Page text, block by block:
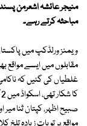
منیجر عائشہ اشعرمن
مباحثہ کرتے رہے۔
ویمنز ورلڈکپ میں
مقابلوں میں ایسے مواقع
غلطیاں کی گئیں کہ